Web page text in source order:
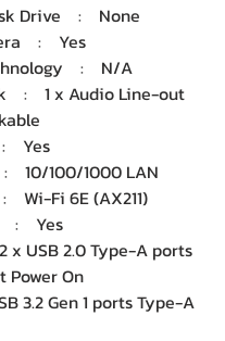
Drive : None
: Yes
: N/A
: 1 x Audio Line-out
Yes
10/100/1000 LAN
Wi-Fi 6E (AX211)
: Yes
USB 2.0 Type-A ports
Power On
3.2 Gen 1 ports Type-A